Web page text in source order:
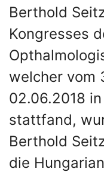
Berthold
Kongresses
welcher vom
02.06.2018
stattfand,
Berthold
die